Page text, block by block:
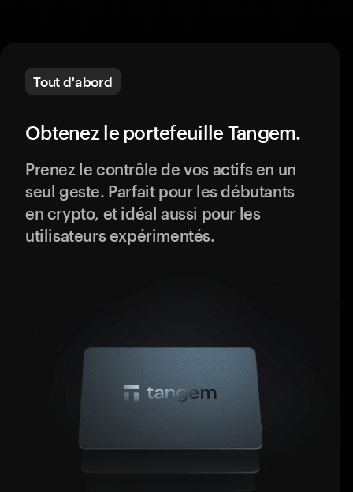
Tout d'abord
Obtenez le portefeuille Tangem.
Prenez le contrôle de vos actifs en un
seul geste. Parfait pour les débutants
en crypto, et idéal aussi pour les
utilisateurs expérimentés.